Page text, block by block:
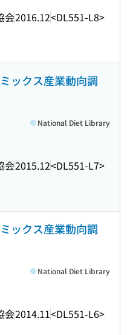
会2016.12<DL551-L8>
ックス産業動向調
会2015.12<DL551-L7>
National Diet Library
ックス産業動向調
会2014.11<DL551-L6>
National Diet Library